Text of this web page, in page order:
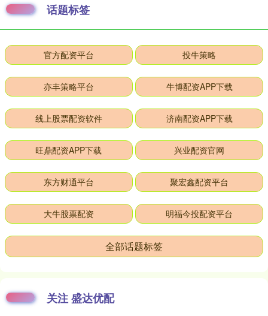
话题标签
官方配资平台 投牛策略
亦丰策略平台 牛博配资APP下载
线上股票配资软件 济南配资APP下载
旺鼎配资APP下载 兴业配资官网
东方财通平台 聚宏鑫配资平台
大牛股票配资 明福今投配资平台
全部话题标签
关注 盛达优配